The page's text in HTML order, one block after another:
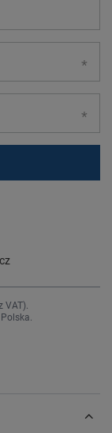
VAT).
Polska.